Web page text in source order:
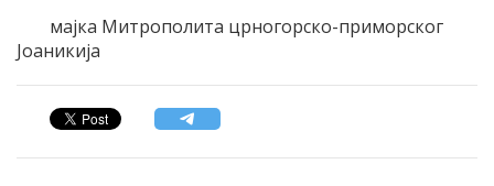
мајка Митрополита црногорско-приморског
Јоаникија